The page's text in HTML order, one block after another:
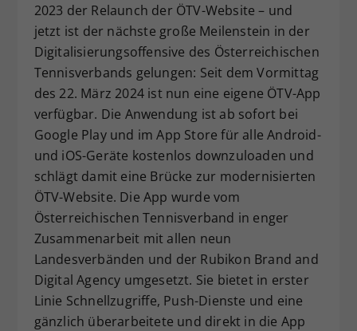
2023 der Relaunch der ÖTV-Website – und
jetzt ist der nächste große Meilenstein in der
Digitalisierungsoffensive des Österreichischen
Tennisverbands gelungen: Seit dem Vormittag
des 22. März 2024 ist nun eine eigene ÖTV-App
verfügbar. Die Anwendung ist ab sofort bei
Google Play und im App Store für alle Android-
und iOS-Geräte kostenlos downzuloaden und
schlägt damit eine Brücke zur modernisierten
ÖTV-Website. Die App wurde vom
Österreichischen Tennisverband in enger
Zusammenarbeit mit allen neun
Landesverbänden und der Rubikon Brand and
Digital Agency umgesetzt. Sie bietet in erster
Linie Schnellzugriffe, Push-Dienste und eine
gänzlich überarbeitete und direkt in die App
Zweck
Dieser Wert speichert Ihre Consent-
Einstellungen. Unter anderem eine
zufällig generierte ID, für die
historische Speicherung Ihrer
vorgenommen Einstellungen, falls der
Webseiten-Betreiber dies eingestellt